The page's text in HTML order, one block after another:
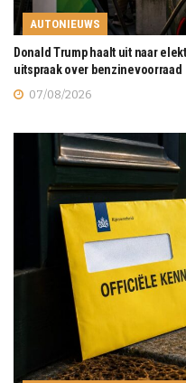
AUTONIEUWS
Donald Trump haalt uit naar
uitspraak over benzinevoorraad
07/08/2026